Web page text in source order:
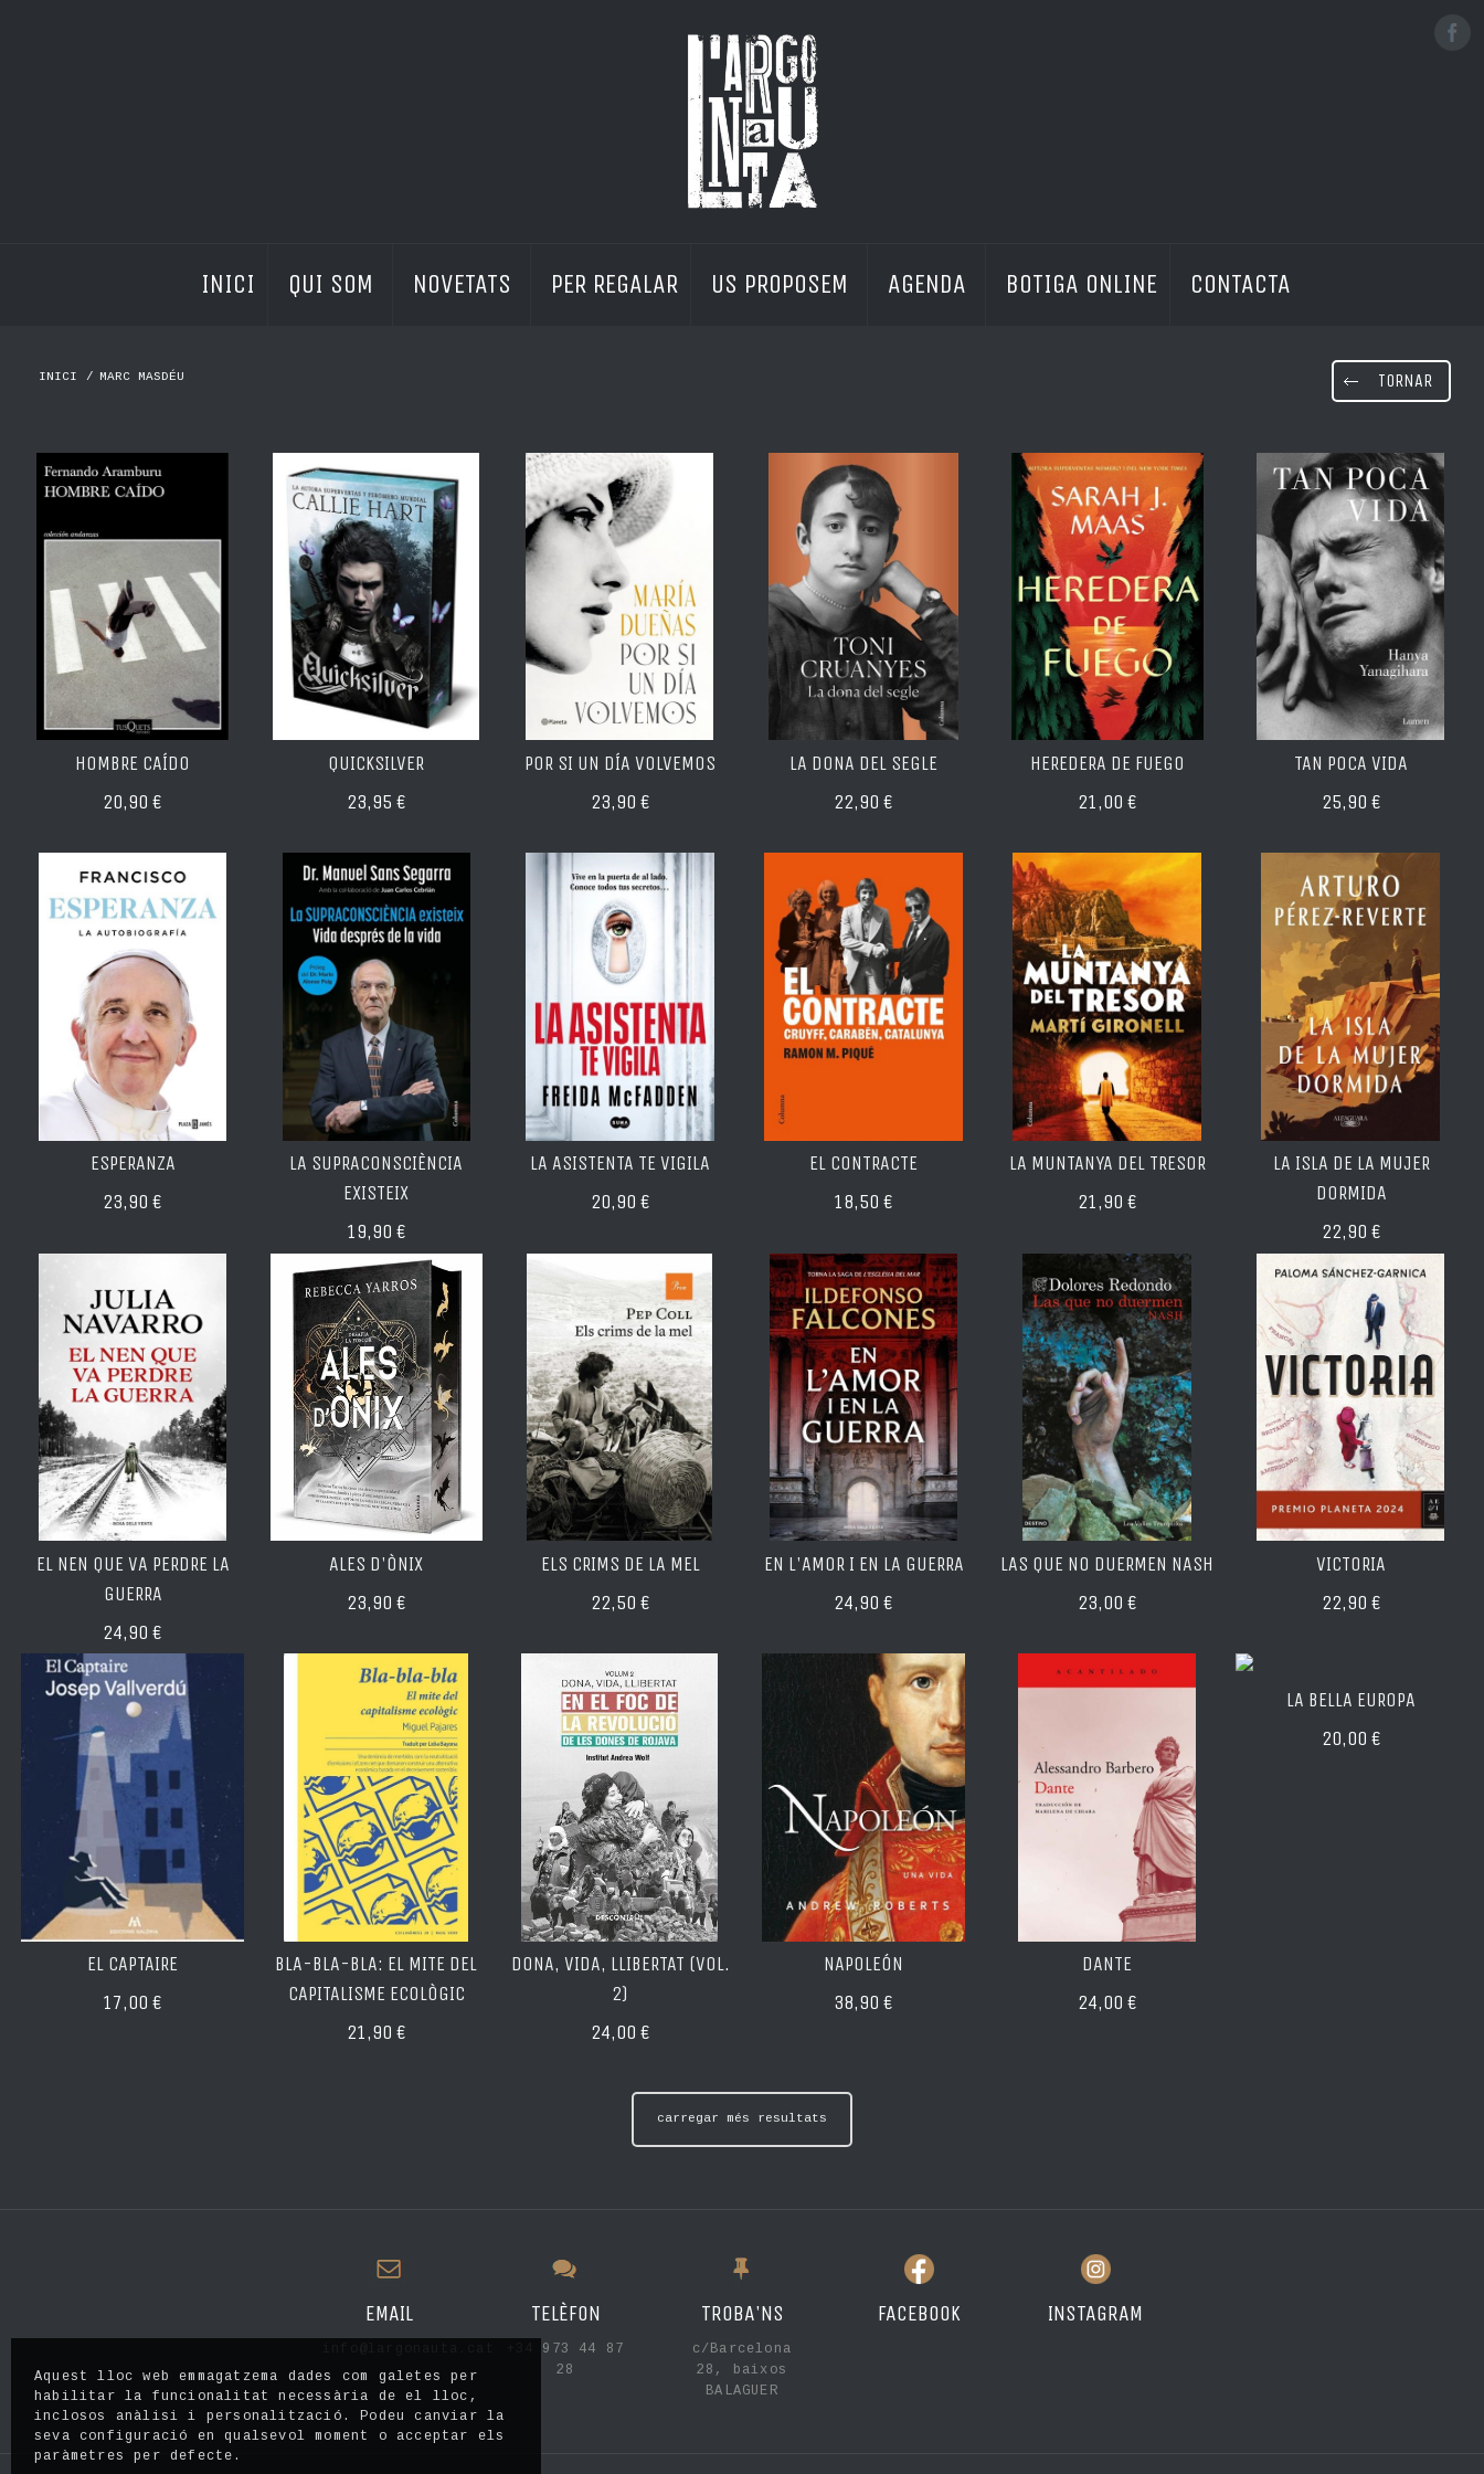
INICI QUI SOM NOVETATS PER REGALAR US PROPOSEM AGENDA BOTIGA ONLINE CONTACTA
INICI / MARC MASDÉU TORNAR
HOMBRE CAÍDO
20,90 €
QUICKSILVER
23,95 €
POR SI UN DÍA VOLVEMOS
23,90 €
LA DONA DEL SEGLE
22,90 €
HEREDERA DE FUEGO
21,00 €
TAN POCA VIDA
25,90 €
ESPERANZA
23,90 €
LA SUPRACONSCIÈNCIA
EXISTEIX
19,90 €
LA ASISTENTA TE VIGILA
20,90 €
EL CONTRACTE
18,50 €
LA MUNTANYA DEL TRESOR
21,90 €
LA ISLA DE LA MUJER
DORMIDA
22,90 €
EL NEN QUE VA PERDRE LA
GUERRA
24,90 €
ALES D'ÒNIX
23,90 €
ELS CRIMS DE LA MEL
22,50 €
EN L'AMOR I EN LA GUERRA
24,90 €
LAS QUE NO DUERMEN NASH
23,00 €
VICTORIA
22,90 €
EL CAPTAIRE
17,00 €
BLA-BLA-BLA: EL MITE DEL
CAPITALISME ECOLÒGIC
21,90 €
DONA, VIDA, LLIBERTAT (VOL.
2)
24,00 €
NAPOLEÓN
38,90 €
DANTE
24,00 €
LA BELLA EUROPA
20,00 €
carregar més resultats
EMAIL TELÈFON
+34 973 44 87
28
TROBA'NS
c/Barcelona
28, baixos
BALAGUER
FACEBOOK INSTAGRAM
Aquest lloc web emmagatzema dades com galetes per
habilitar la funcionalitat necessària de el lloc,
inclosos anàlisi i personalització. Podeu canviar la
seva configuració en qualsevol moment o acceptar els
paràmetres per defecte.